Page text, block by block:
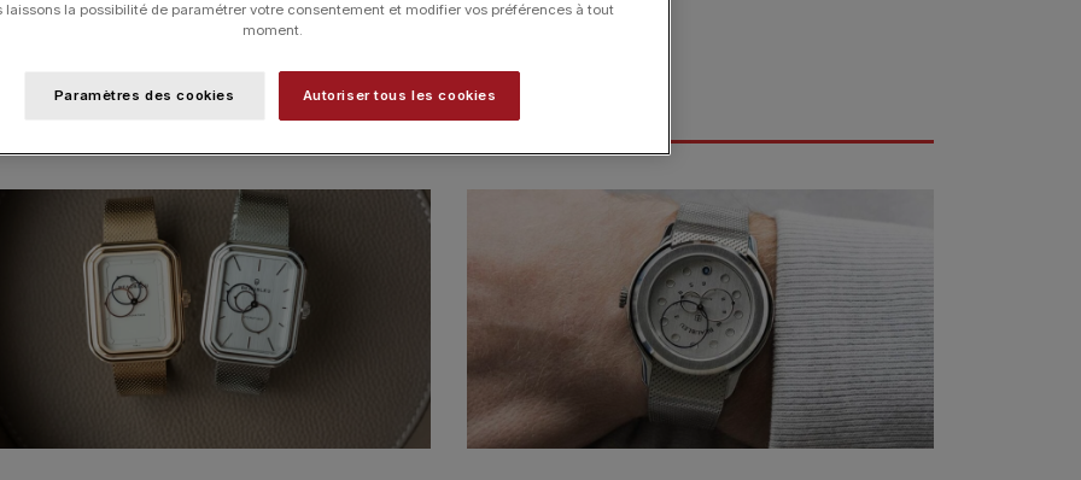
laissons la possibilité de paramétrer votre consentement et modifier vos préférences à tout
moment.
Paramètres des cookies Autoriser tous les cookies